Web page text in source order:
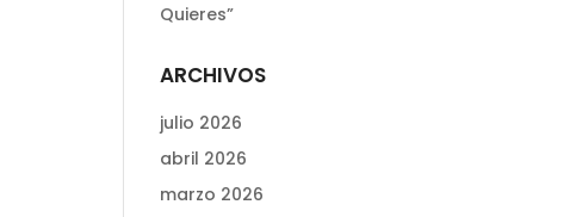
Quieres”
ARCHIVOS
julio 2026
abril 2026
marzo 2026